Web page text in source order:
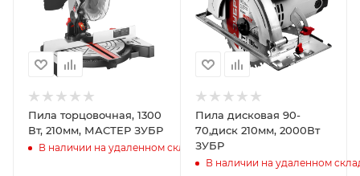
Пила торцовочная, 1300
Вт, 210мм, МАСТЕР ЗУБР
В наличии на удаленном складе
Пила дисковая 90-
70,диск 210мм, 2000Вт
ЗУБР
В наличии на удаленном